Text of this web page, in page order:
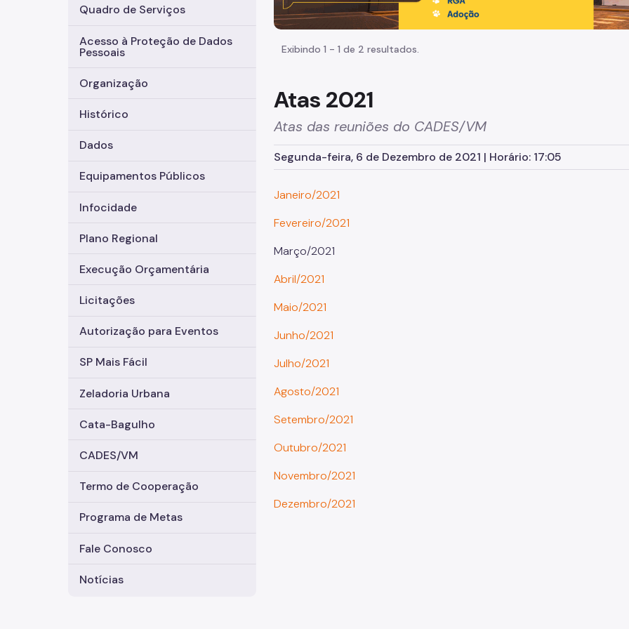
Quadro de Serviços
Acesso à Proteção de Dados
Pessoais
Organização
Histórico
Dados
Equipamentos Públicos
Infocidade
Plano Regional
Execução Orçamentária
Licitações
Autorização para Eventos
SP Mais Fácil
Zeladoria Urbana
Cata-Bagulho
CADES/VM
Termo de Cooperação
Programa de Metas
Fale Conosco
Notícias
Exibindo 1 - 1 de 2 resultados.
Atas 2021
Atas das reuniões do CADES/VM
Segunda-feira, 6 de Dezembro de 2021 | Horário: 17:05
Janeiro/2021
Fevereiro/2021
Março/2021
Abril/2021
Maio/2021
Junho/2021
Julho/2021
Agosto/2021
Setembro/2021
Outubro/2021
Novembro/2021
Dezembro/2021